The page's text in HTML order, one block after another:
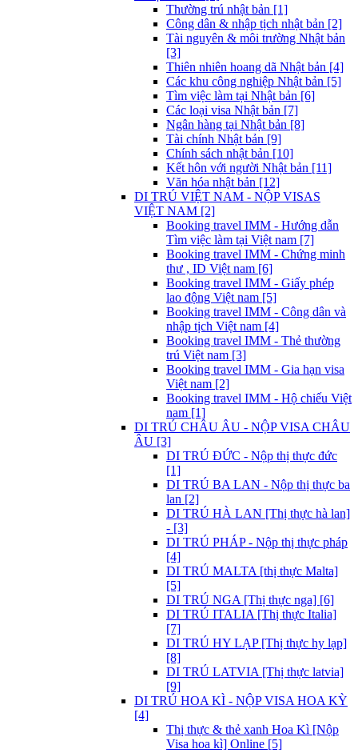
Thường trú nhật bản [1]
Công dân & nhập tịch nhật bản [2]
Tài nguyên & môi trường Nhật bản
[3]
Thiên nhiên hoang dã Nhật bản [4]
Các khu công nghiệp Nhật bản [5]
Tìm việc làm tại Nhật bản [6]
Các loại visa Nhật bản [7]
Ngân hàng tại Nhật bản [8]
Tài chính Nhật bản [9]
Chính sách nhật bản [10]
Kết hôn với người Nhật bản [11]
Văn hóa nhật bản [12]
DI TRÚ VIỆT NAM - NỘP VISAS
VIỆT NAM [2]
Booking travel IMM - Hướng dẫn
Tìm việc làm tại Việt nam [7]
Booking travel IMM - Chứng minh
thư , ID Việt nam [6]
Booking travel IMM - Giấy phép
lao động Việt nam [5]
Booking travel IMM - Công dân và
nhập tịch Việt nam [4]
Booking travel IMM - Thẻ thường
trú Việt nam [3]
Booking travel IMM - Gia hạn visa
Việt nam [2]
Booking travel IMM - Hộ chiếu Việt
nam [1]
DI TRÚ CHÂU ÂU - NỘP VISA CHÂU
ÂU [3]
DI TRÚ ĐỨC - Nộp thị thực đức
[1]
DI TRÚ BA LAN - Nộp thị thực ba
lan [2]
DI TRÚ HÀ LAN [Thị thực hà lan]
- [3]
DI TRÚ PHÁP - Nộp thị thực pháp
[4]
DI TRÚ MALTA [thị thực Malta]
[5]
DI TRÚ NGA [Thị thực nga] [6]
DI TRÚ ITALIA [Thị thực Italia]
[7]
DI TRÚ HY LẠP [Thị thực hy lạp]
[8]
DI TRÚ LATVIA [Thị thực latvia]
[9]
DI TRÚ HOA KÌ - NỘP VISA HOA KỲ
[4]
Thị thực & thẻ xanh Hoa Kì [Nộp
Visa hoa kì] Online [5]